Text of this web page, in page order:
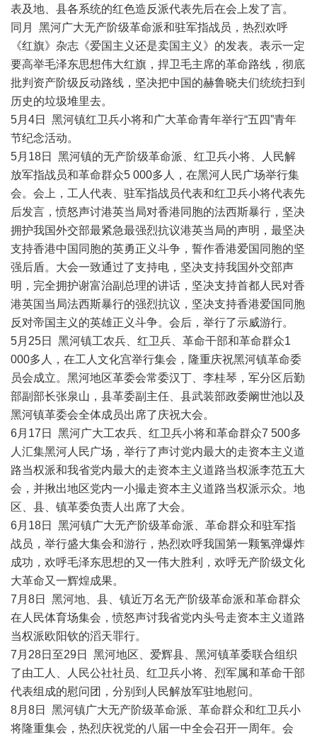
表及地、县各系统的红色造反派代表先后在会上发了言。
同月 黑河广大无产阶级革命派和驻军指战员，热烈欢呼
《红旗》杂志《爱国主义还是卖国主义》的发表。表示一定
要高举毛泽东思想伟大红旗，捍卫毛主席的革命路线，彻底
批判资产阶级反动路线，坚决把中国的赫鲁晓夫们统统扫到
历史的垃圾堆里去。
5月4日 黑河镇红卫兵小将和广大革命青年举行“五四”青年
节纪念活动。
5月18日 黑河镇的无产阶级革命派、红卫兵小将、人民解
放军指战员和革命群众5 000多人，在黑河人民广场举行集
会。会上，工人代表、驻军指战员代表和红卫兵小将代表先
后发言，愤怒声讨港英当局对香港同胞的法西斯暴行，坚决
拥护我国外交部最紧急最强烈抗议港英当局的声明，最坚决
支持香港中国同胞的英勇正义斗争，誓作香港爱国同胞的坚
强后盾。大会一致通过了支持电，坚决支持我国外交部声
明，完全拥护谢富治副总理的讲话，坚决支持首都人民对香
港英国当局法西斯暴行的强烈抗议，坚决支持香港爱国同胞
反对帝国主义的英雄正义斗争。会后，举行了示威游行。
5月25日 黑河镇工农兵、红卫兵、革命干部和革命群众1
000多人，在工人文化宫举行集会，隆重庆祝黑河镇革命委
员会成立。黑河地区革委会常委汉丁、李桂琴，军分区后勤
部副部长张泉山，县革委副主任、县武装部政委阚世池以及
黑河镇革委会全体成员出席了庆祝大会。
6月17日 黑河广大工农兵、红卫兵小将和革命群众7 500多
人汇集黑河人民广场，举行了声讨党内最大的走资本主义道
路当权派和我省党内最大的走资本主义道路当权派李范五大
会，并揪出地区党内一小撮走资本主义道路当权派示众。地
区、县、镇革委负责人出席了大会。
6月18日 黑河镇广大无产阶级革命派、革命群众和驻军指
战员，举行盛大集会和游行，热烈欢呼我国第一颗氢弹爆炸
成功，欢呼毛泽东思想的又一伟大胜利，欢呼无产阶级文化
大革命又一辉煌成果。
7月8日 黑河地、县、镇近万名无产阶级革命派和革命群众
在人民体育场集会，愤怒声讨我省党内头号走资本主义道路
当权派欧阳钦的滔天罪行。
7月28日至29日 黑河地区、爱辉县、黑河镇革委联合组织
了由工人、人民公社社员、红卫兵小将、烈军属和革命干部
代表组成的慰问团，分别到人民解放军驻地慰问。
8月8日 黑河镇广大无产阶级革命派、革命群众和红卫兵小
将隆重集会，热烈庆祝党的八届一中全会召开一周年。会